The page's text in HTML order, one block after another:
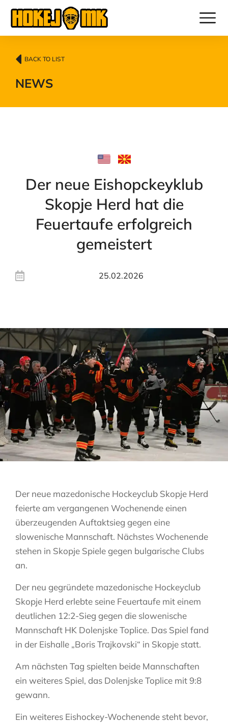
BACK TO LIST
NEWS
Der neue Eishopckeyklub
Skopje Herd hat die
Feuertaufe erfolgreich
gemeistert
25.02.2026
Der neue mazedonische Hockeyclub Skopje Herd
feierte am vergangenen Wochenende einen
überzeugenden Auftaktsieg gegen eine
slowenische Mannschaft. Nächstes Wochenende
stehen in Skopje Spiele gegen bulgarische Clubs
an.
Der neu gegründete mazedonische Hockeyclub
Skopje Herd erlebte seine Feuertaufe mit einem
deutlichen 12:2-Sieg gegen die slowenische
Mannschaft HK Dolenjske Toplice. Das Spiel fand
in der Eishalle „Boris Trajkovski“ in Skopje statt.
Am nächsten Tag spielten beide Mannschaften
ein weiteres Spiel, das Dolenjske Toplice mit 9:8
gewann.
Ein weiteres Eishockey-Wochenende steht bevor,